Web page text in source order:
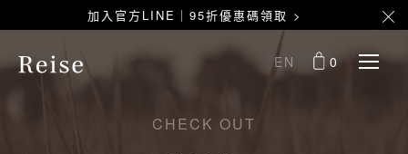
加入官方LINE｜95折優惠碼領取 >
EN 0
CHECK OUT